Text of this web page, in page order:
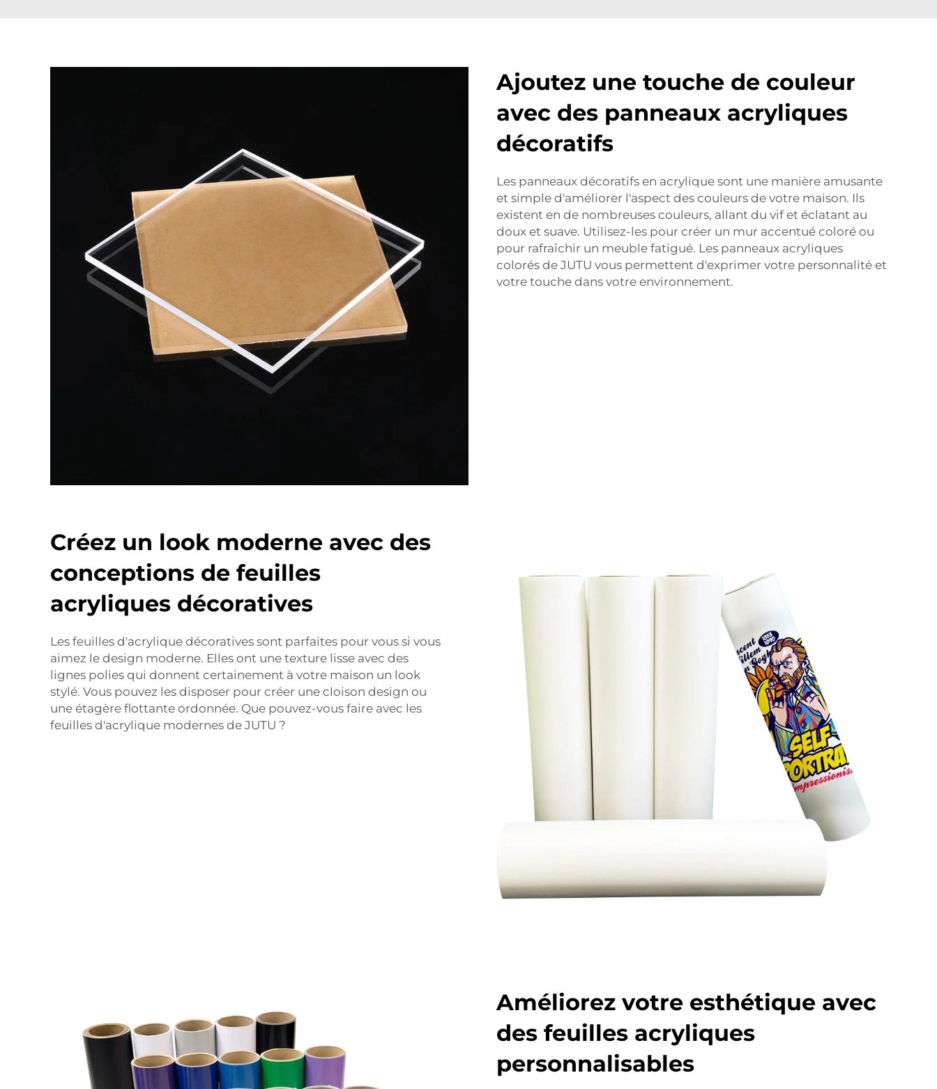
Ajoutez une touche de couleur
avec des panneaux acryliques
décoratifs
Les panneaux décoratifs en acrylique sont une manière amusante
et simple d'améliorer l'aspect des couleurs de votre maison. Ils
existent en de nombreuses couleurs, allant du vif et éclatant au
doux et suave. Utilisez-les pour créer un mur accentué coloré ou
pour rafraîchir un meuble fatigué. Les panneaux acryliques
colorés de JUTU vous permettent d'exprimer votre personnalité et
votre touche dans votre environnement.
Créez un look moderne avec des
conceptions de feuilles
acryliques décoratives
Les feuilles d'acrylique décoratives sont parfaites pour vous si vous
aimez le design moderne. Elles ont une texture lisse avec des
lignes polies qui donnent certainement à votre maison un look
stylé. Vous pouvez les disposer pour créer une cloison design ou
une étagère flottante ordonnée. Que pouvez-vous faire avec les
feuilles d'acrylique modernes de JUTU ?
Améliorez votre esthétique avec
des feuilles acryliques
personnalisables